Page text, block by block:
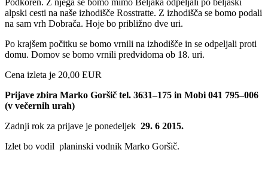
alpski cesti na naše izhodišče Rosstratte. Z izhodišča se bomo podali
na sam vrh Dobrača. Hoje bo približno dve uri.
Po krajšem počitku se bomo vrnili na izhodišče in se odpeljali proti
domu. Domov se bomo vrnili predvidoma ob 18. uri.
Cena izleta je 20,00 EUR
Prijave zbira Marko Goršič tel. 3631–175 in Mobi 041 795–006
(v večernih urah)
Zadnji rok za prijave je ponedeljek 29. 6 2015.
Izlet bo vodil planinski vodnik Marko Goršič.